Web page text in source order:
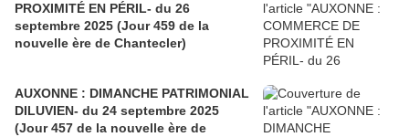
PROXIMITÉ EN PÉRIL- du 26
septembre 2025 (Jour 459 de la
nouvelle ère de Chantecler)
AUXONNE : DIMANCHE PATRIMONIAL
DILUVIEN- du 24 septembre 2025
(Jour 457 de la nouvelle ère de